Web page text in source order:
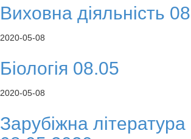
Виховна діяльність
2020-05-08
Біологія 08.05
2020-05-08
Зарубіжна література